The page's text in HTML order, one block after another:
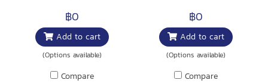
฿0
Add to cart
(Options available)
Compare
฿0
Add to cart
(Options available)
Compare